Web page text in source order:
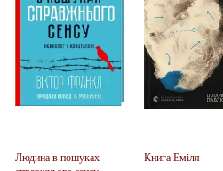
Людина в пошуках
Книга Еміля